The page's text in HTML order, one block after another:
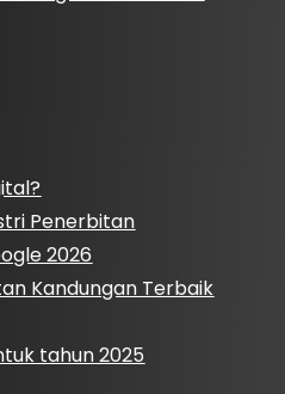
Penerbitan
2026
Kandungan Terbaik
tahun 2025